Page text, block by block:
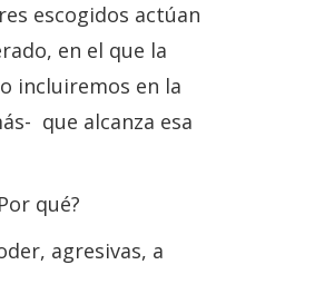
escogidos actúan
en el que la
incluiremos en la
que alcanza esa
qué?
agresivas, a